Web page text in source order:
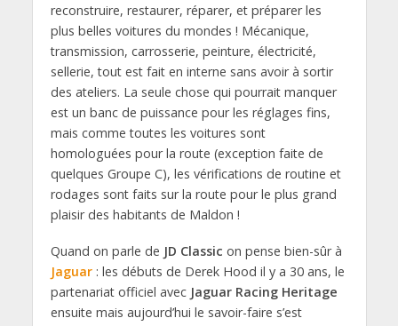
reconstruire, restaurer, réparer, et préparer les
plus belles voitures du mondes ! Mécanique,
transmission, carrosserie, peinture, électricité,
sellerie, tout est fait en interne sans avoir à sortir
des ateliers. La seule chose qui pourrait manquer
est un banc de puissance pour les réglages fins,
mais comme toutes les voitures sont
homologuées pour la route (exception faite de
quelques Groupe C), les vérifications de routine et
rodages sont faits sur la route pour le plus grand
plaisir des habitants de Maldon !
Quand on parle de JD Classic on pense bien-sûr à
Jaguar: les débuts de Derek Hood il y a 30 ans, le
partenariat officiel avec Jaguar Racing Heritage
ensuite mais aujourd’hui le savoir-faire s’est